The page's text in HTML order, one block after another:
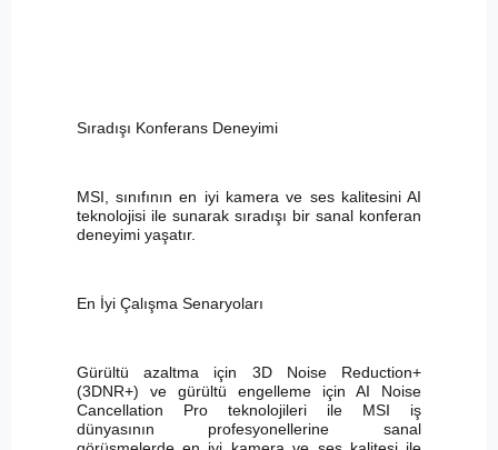
Sıradışı Konferans Deneyimi
MSI, sınıfının en iyi kamera ve ses kalitesini AI
teknolojisi ile sunarak sıradışı bir sanal konferan
deneyimi yaşatır.
En İyi Çalışma Senaryoları
Gürültü azaltma için 3D Noise Reduction+
(3DNR+) ve gürültü engelleme için AI Noise
Cancellation Pro teknolojileri ile MSI iş
dünyasının profesyonellerine sanal